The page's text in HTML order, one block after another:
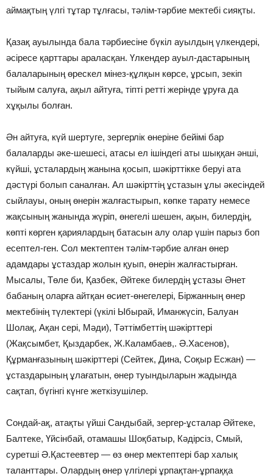
аймақтың үлгi тұтар тұлғасы, тәлiм-тәрбие мектебi сияқты.
Қазақ ауылында бала тәрбиесiне бүкiл ауылдың үлкендерi,
әсiресе қарттары араласқан. Үлкендер ауыл-дастарының
балаларының өрескел мiнез-құлқын көрсе, ұрсып, зекiп
тыйым салуға, ақыл айтуға, тiптi реттi жерiнде ұруға да
хұқылы болған.
Ән айтуға, күй шертуге, зергерлiк өнерiне бейiмi бар
балаларды әке-шешесi, атасы ел iшiндегi аты шыққан әншi,
күйшi, ұсталардың жанына қосып, шәкiрттiкке беруi ата
дәстүрi болып саналған. Ал шәкiрттiң ұстазын ұлы әкесiндей
сыйлауы, оның өнерiн жалғастырып, көпке тарату немесе
жақсының жанында жүрiп, өнегелi шешен, ақын, билердiң,
көптi көрген қариялардың батасын алу олар үшiн парыз боп
есептел-ген. Сол мектептен тәлiм-тәрбие алған өнер
адамдары ұстаздар жолын қуып, өнерiн жалғастырған.
Мысалы, Төле би, Қазбек, Әйтеке билердiң ұстазы Әнет
бабаның оларға айтқан өсиет-өнегелерi, Бiржанның өнер
мектебiнiң түлектерi (үкiлi Ыбырай, Иманжүсiп, Балуан
Шолақ, Ақан серi, Мәди), Тәттiмбеттiң шәкiрттерi
(Жақсымбет, Қыздарбек, Ж.Каламбаев,. Ә.Хасенов),
Құрманғазының шәкiрттерi (Сейтек, Дина, Соқыр Есжан) —
ұстаздарының ұлағатын, өнер туындыларын жадында
сақтап, бүгiнгi күнге жеткiзушiлер.
Сондай-ақ, атақты үйшi Сандыбай, зергер-ұсталар Әйтеке,
Балтеке, Үйсiнбай, отамашы Шоқбатыр, Кәдiрсiз, Смый,
суретшi Ә.Қастеевтер — өз өнер мектептерi бар халық
таланттары. Олардың өнер үлгiлерi ұрпақтан-ұрпаққа